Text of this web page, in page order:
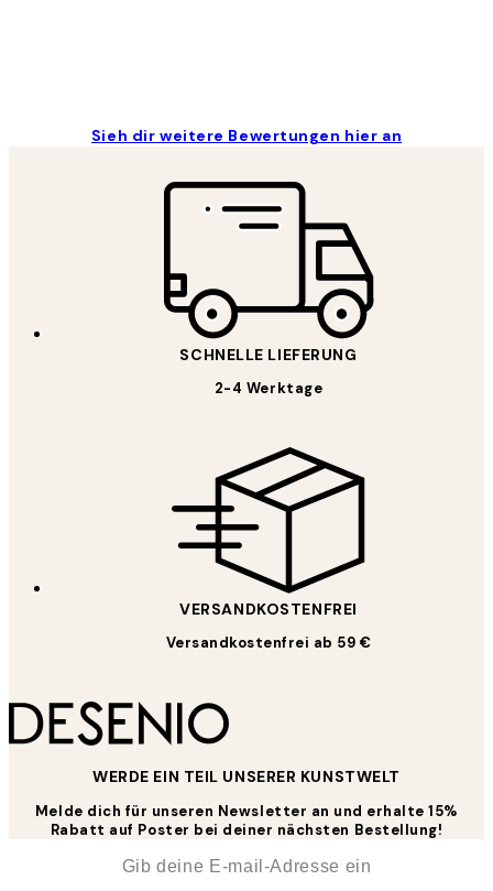
Sieh dir weitere Bewertungen hier an
SCHNELLE LIEFERUNG
2-4 Werktage
VERSANDKOSTENFREI
Versandkostenfrei ab 59 €
WERDE EIN TEIL UNSERER KUNSTWELT
Melde dich für unseren Newsletter an und erhalte 15%
Rabatt auf Poster bei deiner nächsten Bestellung!